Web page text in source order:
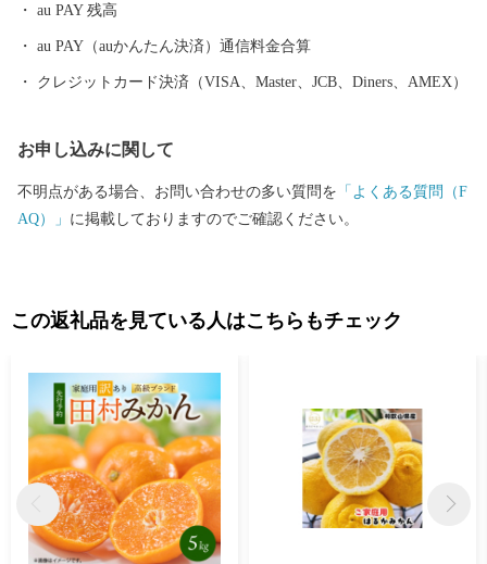
au PAY 残高
au PAY（auかんたん決済）通信料金合算
クレジットカード決済（VISA、Master、JCB、Diners、AMEX）
お申し込みに関して
不明点がある場合、お問い合わせの多い質問を 「よくある質問（F
AQ）」 に掲載しておりますのでご確認ください。
この返礼品を見ている人はこちらもチェック